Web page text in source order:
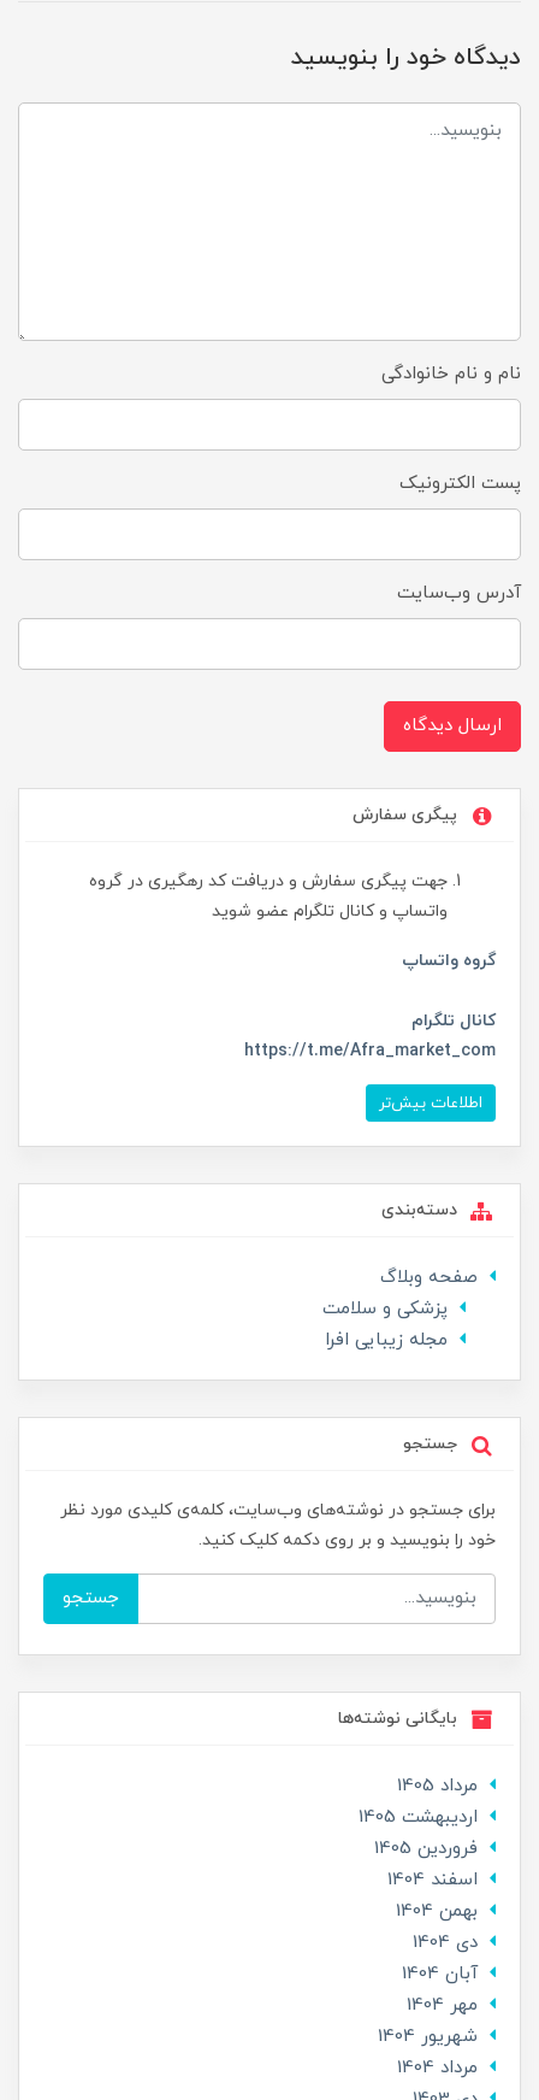
دیدگاه خود را بنویسید
نام و نام خانوادگی
پست الکترونیک
آدرس وب‌سایت
ارسال دیدگاه
پیگری سفارش
جهت پیگری سفارش و دریافت کد رهگیری در گروه
واتساپ و کانال تلگرام عضو شوید
گروه واتساپ
کانال تلگرام
https://t.me/Afra_market_com
اطلاعات بیش‌تر
دسته‌بندی
صفحه وبلاگ
پزشکی و سلامت
مجله زیبایی افرا
جستجو
برای جستجو در نوشته‌های وب‌سایت، کلمه‌ی کلیدی مورد نظر
خود را بنویسید و بر روی دکمه کلیک کنید.
جستجو
بایگانی نوشته‌ها
مرداد 1405
ارديبهشت 1405
فروردین 1405
اسفند 1404
بهمن 1404
دی 1404
آبان 1404
مهر 1404
شهریور 1404
مرداد 1404